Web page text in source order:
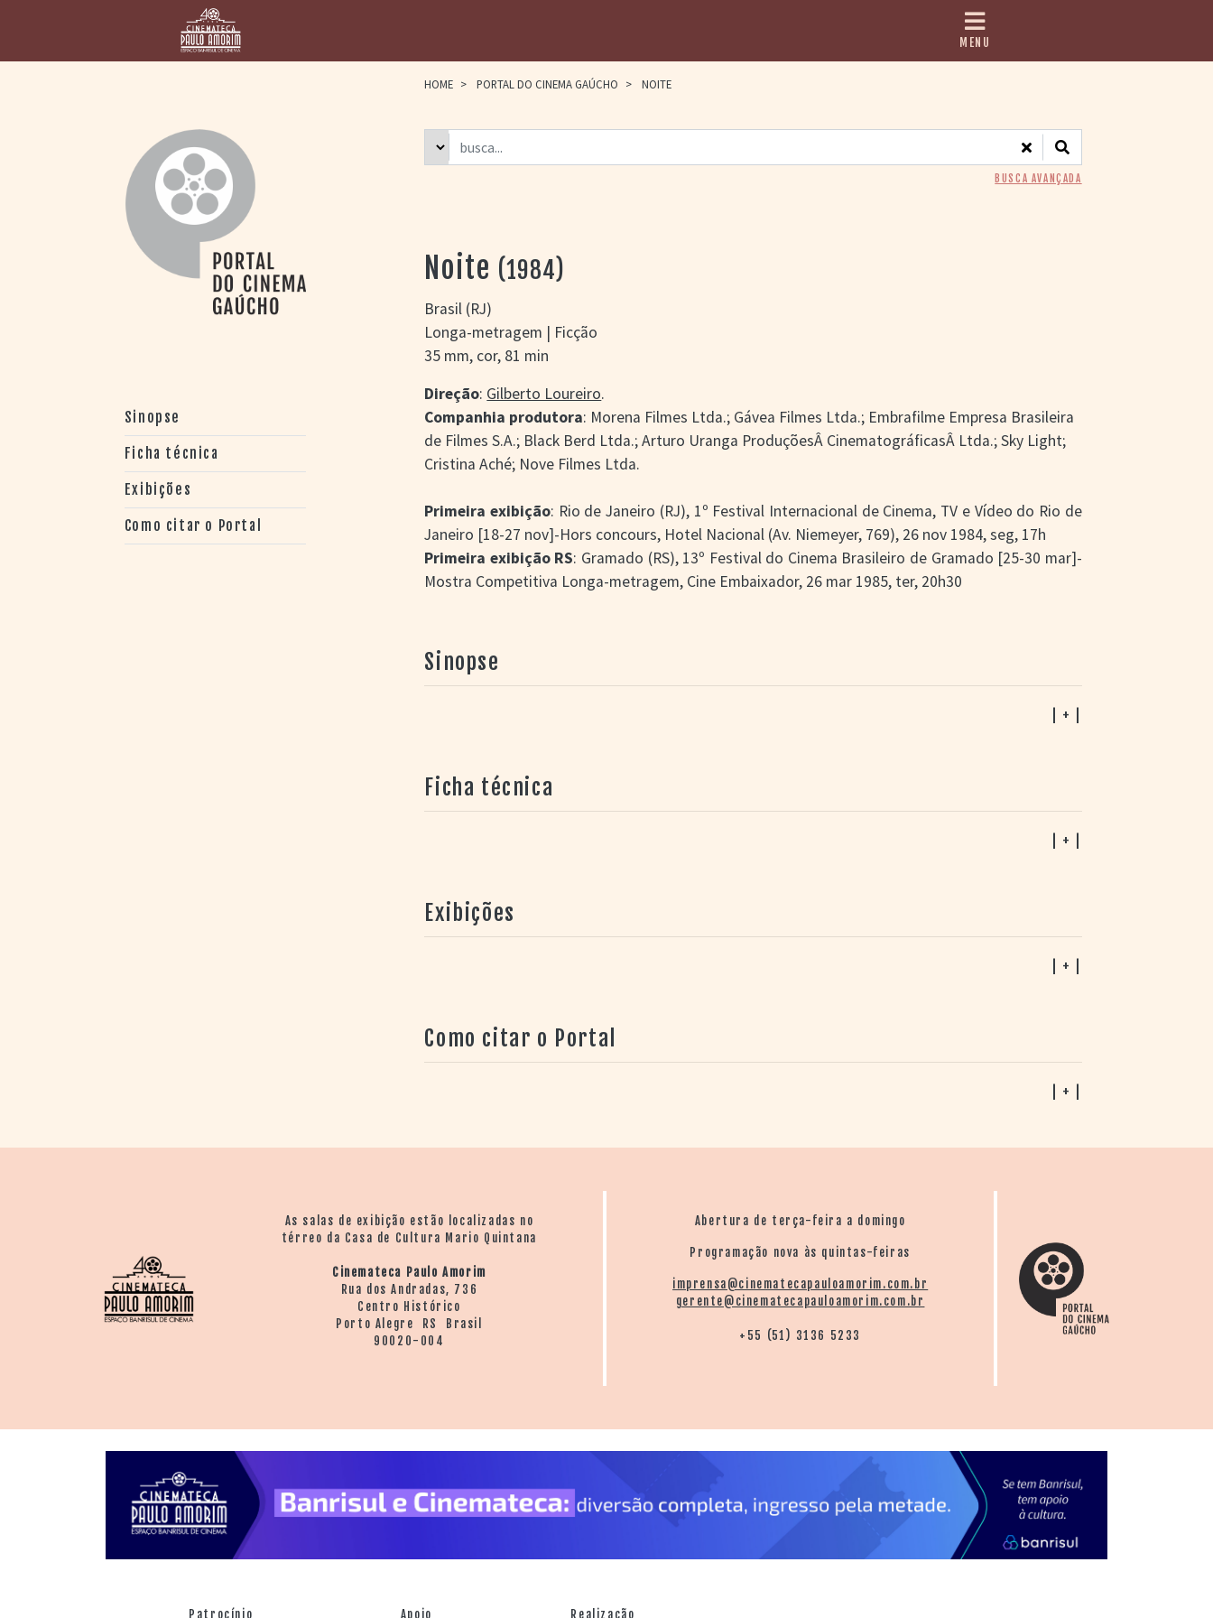
PAULO AMORIM
> HOMENAGEADOS
> ASSOCIAÇÃO DOS
> BIBLIOTECA
ROMEU GRIMALDI
PORTAL DO
CINEMA GAÚCHO
> APRESENTAÇÃO
> BUSCA AVANÇADA
MENU
HOME > PORTAL DO CINEMA GAÚCHO > NOITE
Sinopse
Ficha técnica
Exibições
Como citar o Portal
BUSCA AVANÇADA
Noite (1984)
Brasil (RJ)
Longa-metragem | Ficção
35 mm, cor, 81 min
Direção: Gilberto Loureiro.
Companhia produtora: Morena Filmes Ltda.; Gávea Filmes Ltda.; Embrafilme Empresa Brasileira
de Filmes S.A.; Black Berd Ltda.; Arturo Uranga ProduçõesÂ CinematográficasÂ Ltda.; Sky Light;
Cristina Aché; Nove Filmes Ltda.
Primeira exibição: Rio de Janeiro (RJ), 1º Festival Internacional de Cinema, TV e Vídeo do Rio de
Janeiro [18-27 nov]-Hors concours, Hotel Nacional (Av. Niemeyer, 769), 26 nov 1984, seg, 17h
Primeira exibição RS: Gramado (RS), 13º Festival do Cinema Brasileiro de Gramado [25-30 mar]-
Mostra Competitiva Longa-metragem, Cine Embaixador, 26 mar 1985, ter, 20h30
Sinopse
| + |
Ficha técnica
| + |
Exibições
| + |
Como citar o Portal
| + |
As salas de exibição estão localizadas no
térreo da Casa de Cultura Mario Quintana
Cinemateca Paulo Amorim
Rua dos Andradas, 736
Centro Histórico
Porto Alegre RS Brasil
90020-004
Abertura de terça-feira a domingo
Programação nova às quintas-feiras
imprensa@cinematecapauloamorim.com.br
gerente@cinematecapauloamorim.com.br
+55 (51) 3136 5233
Patrocínio Apoio Realização